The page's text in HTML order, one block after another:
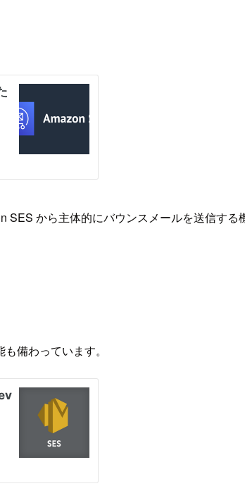
から主体的にバウンスメールを送信す
備わっています。